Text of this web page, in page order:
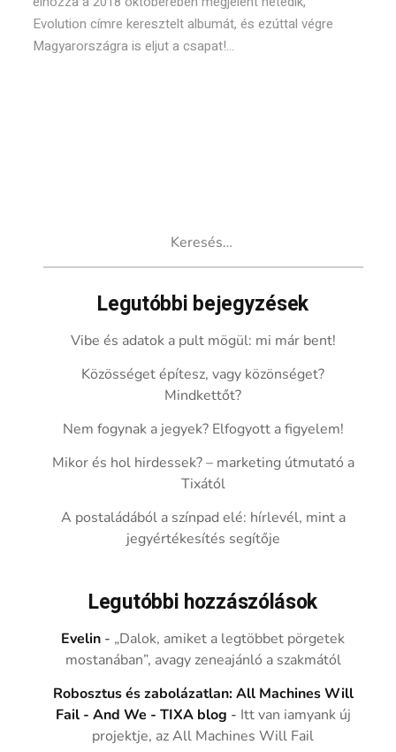
Evolution címre keresztelt albumát, és ezúttal végre
Magyarországra is eljut a csapat!...
Legutóbbi bejegyzések
Vibe és adatok a pult mögül: mi már bent!
Közösséget építesz, vagy közönséget?
Mindkettőt?
Nem fogynak a jegyek? Elfogyott a figyelem!
Mikor és hol hirdessek? – marketing útmutató a
Tixától
A postaládából a színpad elé: hírlevél, mint a
jegyértékesítés segítője
Legutóbbi hozzászólások
Evelin - „Dalok, amiket a legtöbbet pörgetek
mostanában”, avagy zeneajánló a szakmától
Robosztus és zabolázatlan: All Machines Will
Fail - And We - TIXA blog - Itt van iamyank új
projektje, az All Machines Will Fail